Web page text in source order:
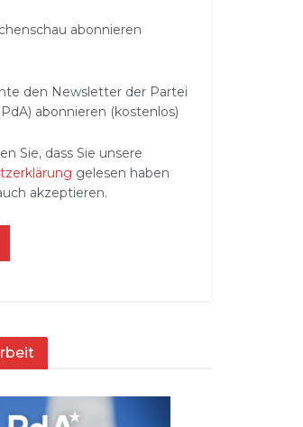
abonnieren
den Newsletter der Partei
abonnieren (kostenlos)
Sie, dass Sie unsere
gelesen haben
akzeptieren.